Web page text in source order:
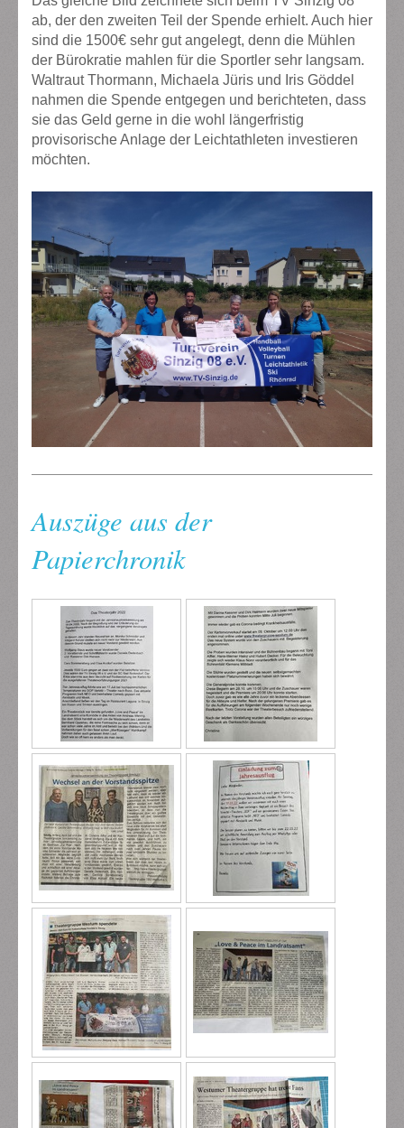
ab, der den zweiten Teil der Spende erhielt. Auch hier
sind die 1500€ sehr gut angelegt, denn die Mühlen
der Bürokratie mahlen für die Sportler sehr langsam.
Waltraut Thormann, Michaela Jüris und Iris Göddel
nahmen die Spende entgegen und berichteten, dass
sie das Geld gerne in die wohl längerfristig
provisorische Anlage der Leichtathleten investieren
möchten.
Auszüge aus der
Papierchronik